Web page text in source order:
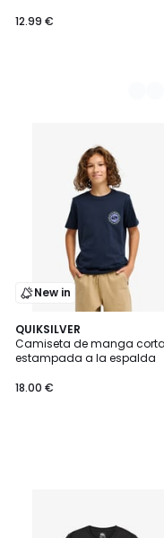
12.99 €
New in
QUIKSILVER
Camiseta de manga
estampada a la espalda
18.00 €